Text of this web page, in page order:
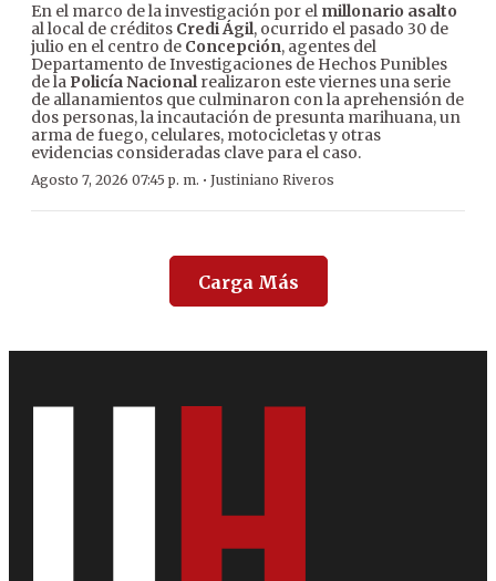
En el marco de la investigación por el millonario asalto
al local de créditos Credi Ágil, ocurrido el pasado 30 de
julio en el centro de Concepción, agentes del
Departamento de Investigaciones de Hechos Punibles
de la Policía Nacionalrealizaron este viernes una serie
de allanamientos que culminaron con la aprehensión de
dos personas, la incautación de presunta marihuana, un
arma de fuego, celulares, motocicletas y otras
evidencias consideradas clave para el caso.
Agosto 7, 2026 07:45 p. m. · Justiniano Riveros
Carga Más